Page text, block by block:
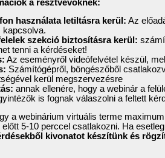
a résztvevőknek:
használata letiltásra kerül: Az
kapcsolva.
szekció biztosításra kerül:
tenni a kérdéseket!
Az eseményről videófelvétel készül,
Számítógépről, böngészőből
kerül megszervezésre
annak ellenére, hogy a webinár a
is fognak válaszolni a feltett
a webinárium virtuális terme
5-10 perccel csatlakozni. Ha
kivonatot készítünk és